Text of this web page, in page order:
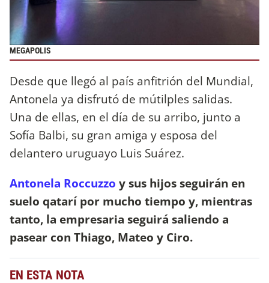
MEGAPOLIS
Desde que llegó al país anfitrión del Mundial,
Antonela ya disfrutó de mútilples salidas.
Una de ellas, en el día de su arribo, junto a
Sofía Balbi, su gran amiga y esposa del
delantero uruguayo Luis Suárez.
Antonela Roccuzzo y sus hijos seguirán en
suelo qatarí por mucho tiempo y, mientras
tanto, la empresaria seguirá saliendo a
pasear con Thiago, Mateo y Ciro.
EN ESTA NOTA